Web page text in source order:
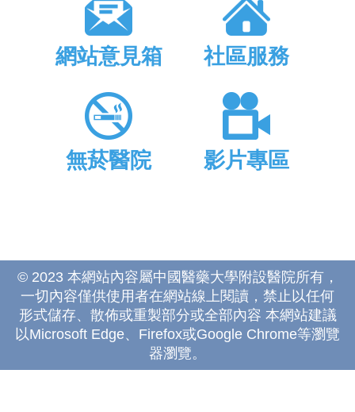
網站意見箱 社區服務
無菸醫院 影片專區
© 2023 本網站內容屬中國醫藥大學附設醫院所有，
一切內容僅供使用者在網站線上閱讀，禁止以任何
形式儲存、散佈或重製部分或全部內容 本網站建議
以Microsoft Edge、Firefox或Google Chrome等瀏覽
器瀏覽。